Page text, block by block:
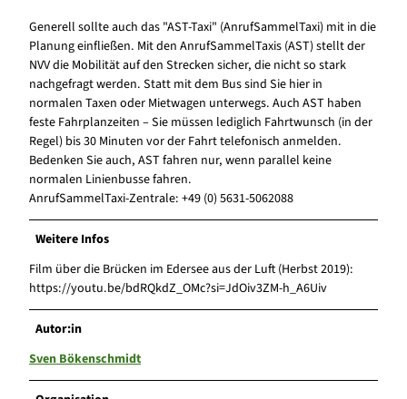
Generell sollte auch das "AST-Taxi" (AnrufSammelTaxi) mit in die
Planung einfließen. Mit den AnrufSammelTaxis (AST) stellt der
NVV die Mobilität auf den Strecken sicher, die nicht so stark
nachgefragt werden. Statt mit dem Bus sind Sie hier in
normalen Taxen oder Mietwagen unterwegs. Auch AST haben
feste Fahrplanzeiten – Sie müssen lediglich Fahrtwunsch (in der
Regel) bis 30 Minuten vor der Fahrt telefonisch anmelden.
Bedenken Sie auch, AST fahren nur, wenn parallel keine
normalen Linienbusse fahren.
AnrufSammelTaxi-Zentrale: +49 (0) 5631-5062088
Weitere Infos
Film über die Brücken im Edersee aus der Luft (Herbst 2019):
https://youtu.be/bdRQkdZ_OMc?si=JdOiv3ZM-h_A6Uiv
Autor:in
Sven Bökenschmidt